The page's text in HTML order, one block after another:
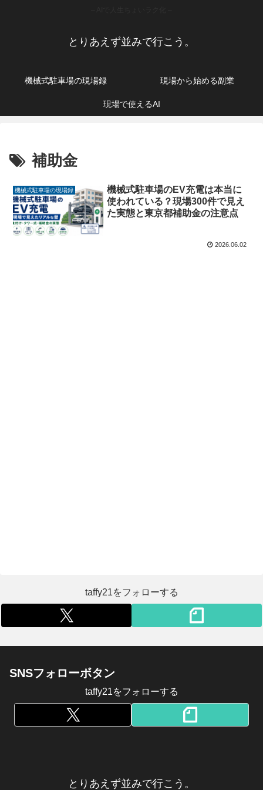
とりあえず並みで行こう。
機械式駐車場の現場録 現場から始める副業
現場で使えるAI
補助金
機械式駐車場の現場録
機械式駐車場のEV充電は本当に
使われている？現場300件で見え
た実態と東京都補助金の注意点
2026.06.02
taffy21をフォローする
SNSフォローボタン
taffy21をフォローする
とりあえず並みで行こう。